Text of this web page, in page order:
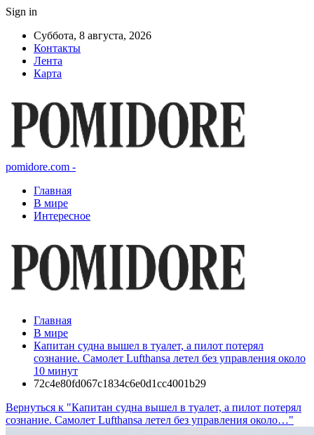
Sign in
Суббота, 8 августа, 2026
Контакты
Лента
Карта
pomidore.com -
Главная
В мире
Интересное
Главная
В мире
Капитан судна вышел в туалет, а пилот потерял
сознание. Самолет Lufthansa летел без управления около
10 минут
72c4e80fd067c1834c6e0d1cc4001b29
Вернуться к "Капитан судна вышел в туалет, а пилот потерял
сознание. Самолет Lufthansa летел без управления около…"